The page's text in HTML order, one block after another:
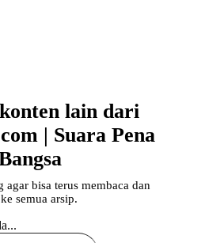
lain dari
| Suara Pena
agar bisa terus membaca dan
semua arsip.